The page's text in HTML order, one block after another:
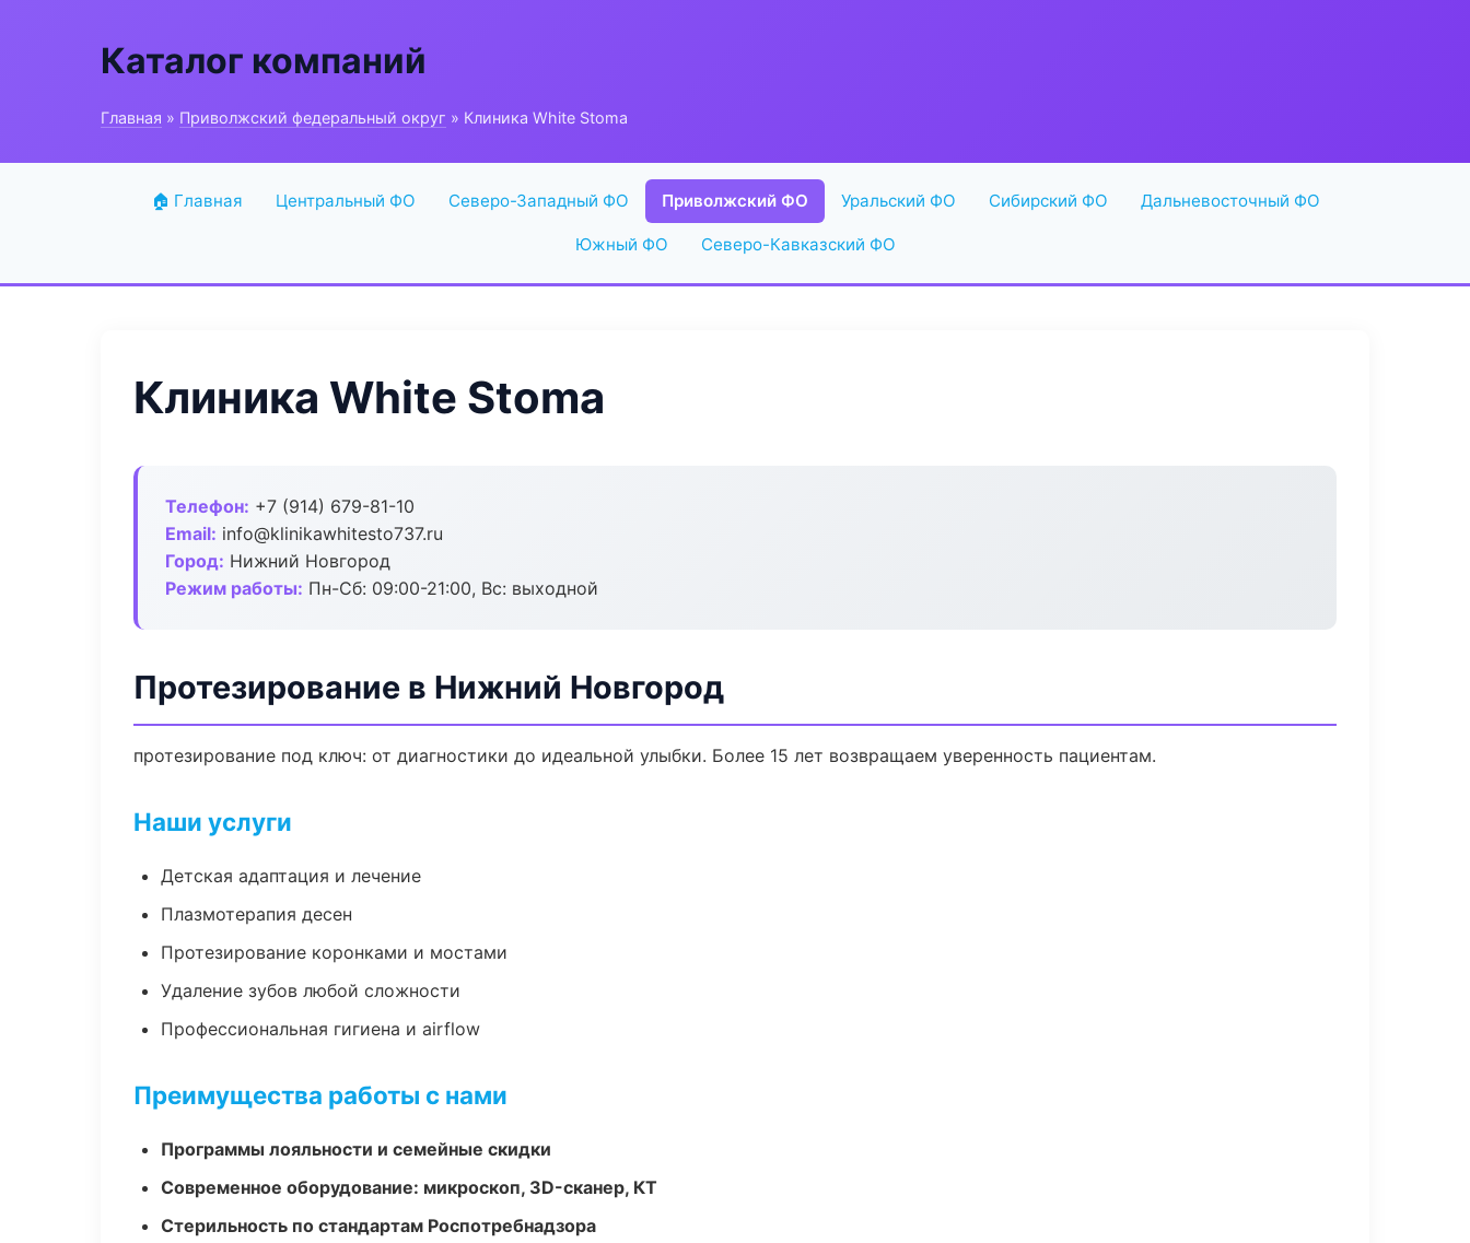
Каталог компаний
Главная » Приволжский федеральный округ » Клиника White Stoma
🏠 Главная Центральный ФО Северо-Западный ФО Приволжский ФО Уральский ФО Сибирский ФО Дальневосточный ФО
Южный ФО Северо-Кавказский ФО
Клиника White Stoma
Телефон: +7 (914) 679-81-10
Email: info@klinikawhitesto737.ru
Город: Нижний Новгород
Режим работы: Пн-Сб: 09:00-21:00, Вс: выходной
Протезирование в Нижний Новгород
протезирование под ключ: от диагностики до идеальной улыбки. Более 15 лет возвращаем уверенность пациентам.
Наши услуги
Детская адаптация и лечение
Плазмотерапия десен
Протезирование коронками и мостами
Удаление зубов любой сложности
Профессиональная гигиена и airflow
Преимущества работы с нами
Программы лояльности и семейные скидки
Современное оборудование: микроскоп, 3D-сканер, КТ
Стерильность по стандартам Роспотребнадзора